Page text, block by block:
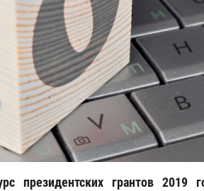
президентских грантов 2019